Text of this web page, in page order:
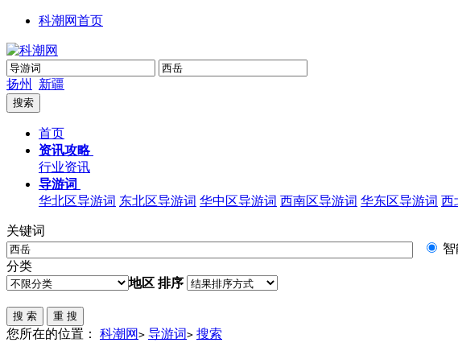
科潮网首页
扬州 新疆
首页
资讯攻略
行业资讯
导游词
华北区导游词 东北区导游词 华中区导游词 西南区导游词 华东区导游词 西
关键词
分类
地区 排序
您所在的位置： 科潮网 > 导游词> 搜索